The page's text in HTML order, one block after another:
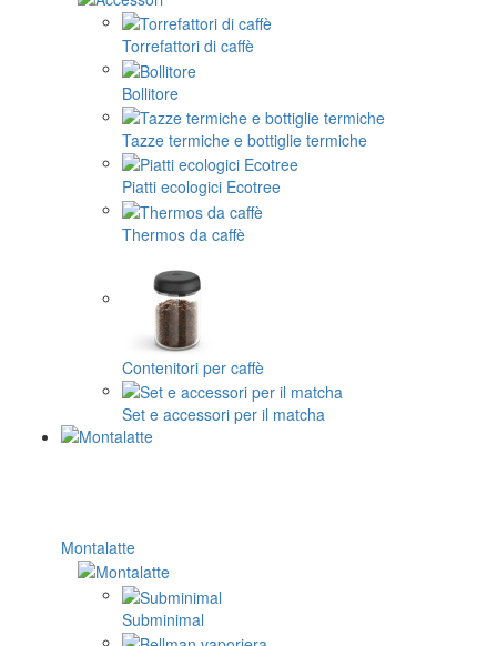
Torrefattori di caffè
Bollitore
Tazze termiche e bottiglie termiche
Piatti ecologici Ecotree
Thermos da caffè
Contenitori per caffè
Set e accessori per il matcha
Montalatte
Subminimal